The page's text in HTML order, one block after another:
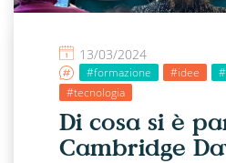
13/03/2024
#formazione #idee
#tecnologia
Di cosa si è
Cambridge